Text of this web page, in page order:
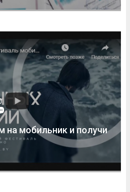
на мобильник и получи